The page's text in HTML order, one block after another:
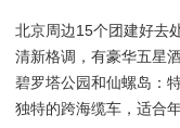
北京周边15个团建好去
清新格调，有豪华五星
碧罗塔公园和仙螺岛：
独特的跨海缆车，适合